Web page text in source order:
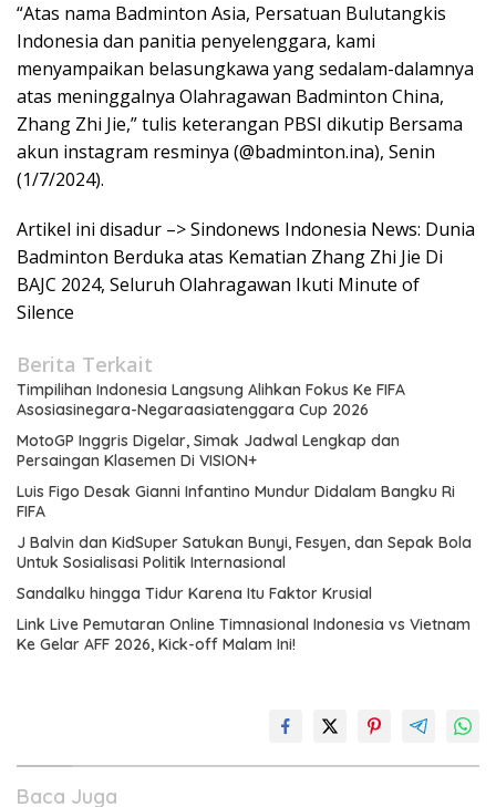
“Atas nama Badminton Asia, Persatuan Bulutangkis
Indonesia dan panitia penyelenggara, kami
menyampaikan belasungkawa yang sedalam-dalamnya
atas meninggalnya Olahragawan Badminton China,
Zhang Zhi Jie,” tulis keterangan PBSI dikutip Bersama
akun instagram resminya (@badminton.ina), Senin
(1/7/2024).
Artikel ini disadur –> Sindonews Indonesia News: Dunia
Badminton Berduka atas Kematian Zhang Zhi Jie Di
BAJC 2024, Seluruh Olahragawan Ikuti Minute of
Silence
Berita Terkait
Timpilihan Indonesia Langsung Alihkan Fokus Ke FIFA
Asosiasinegara-Negaraasiatenggara Cup 2026
MotoGP Inggris Digelar, Simak Jadwal Lengkap dan
Persaingan Klasemen Di VISION+
Luis Figo Desak Gianni Infantino Mundur Didalam Bangku Ri
FIFA
J Balvin dan KidSuper Satukan Bunyi, Fesyen, dan Sepak Bola
Untuk Sosialisasi Politik Internasional
Sandalku hingga Tidur Karena Itu Faktor Krusial
Link Live Pemutaran Online Timnasional Indonesia vs Vietnam
Ke Gelar AFF 2026, Kick-off Malam Ini!
Baca Juga